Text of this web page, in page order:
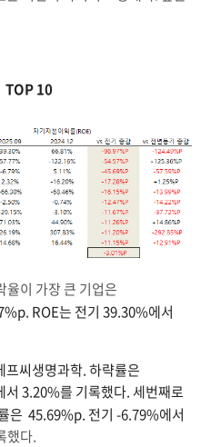
TOP 10
이 가장 큰 기업은
ROE는 전기 39.30%에서
프씨생명과학. 하략률은
서 3.20%를 기록했다. 세번째로
은 45.69%p. 전기 -6.79%에서
했다.